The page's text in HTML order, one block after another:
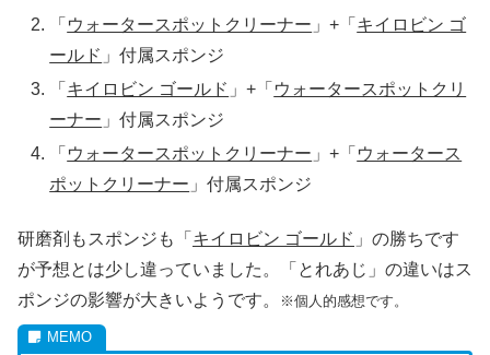
「 ウォータースポットクリーナー 」+「 キイロビン ゴ
ールド 」付属スポンジ
「 キイロビン ゴールド 」+「 ウォータースポットクリ
ーナー 」付属スポンジ
「 ウォータースポットクリーナー 」+「 ウォータース
ポットクリーナー 」付属スポンジ
研磨剤もスポンジも「 キイロビン ゴールド 」の勝ちです
が予想とは少し違っていました。「とれあじ」の違いはス
ポンジの影響が大きいようです。
※個人的感想です。